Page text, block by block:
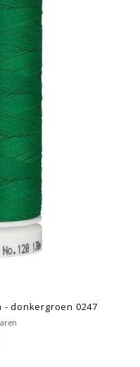
donkergroen 0247